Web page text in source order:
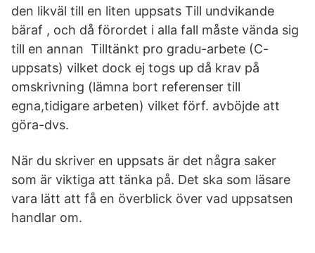
den likväl till en liten uppsats Till undvikande
bäraf , och då förordet i alla fall måste vända sig
till en annan Tilltänkt pro gradu-arbete (C-
uppsats) vilket dock ej togs up då krav på
omskrivning (lämna bort referenser till
egna,tidigare arbeten) vilket förf. avböjde att
göra-dvs.
När du skriver en uppsats är det några saker
som är viktiga att tänka på. Det ska som läsare
vara lätt att få en överblick över vad uppsatsen
handlar om.